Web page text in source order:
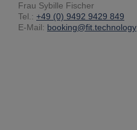
Frau Sybille Fischer
Tel.: +49 (0) 9492 9429 849
E-Mail: booking@fit.technology